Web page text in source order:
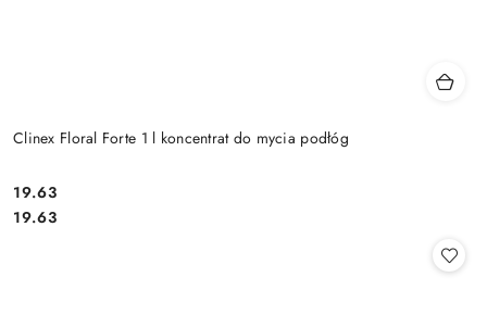
Clinex Floral Forte 1 l koncentrat do mycia podłóg
Cena:
19.63
Cena:
19.63